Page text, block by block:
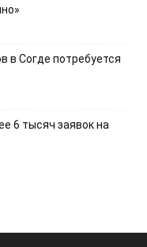
в Согде потребуется
6 тысяч заявок на